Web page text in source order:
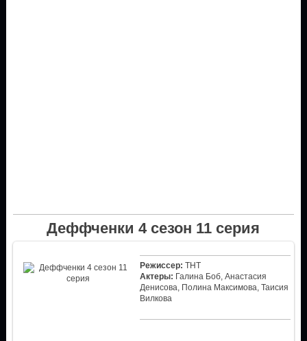
Деффченки 4 сезон 11 серия
Режиссер: ТНТ
Актеры: Галина Боб, Анастасия
Денисова, Полина Максимова, Таисия
Вилкова